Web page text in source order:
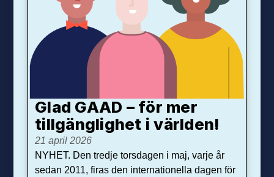
Glad GAAD – för mer
tillgänglighet i världen!
21 april 2026
NYHET. Den tredje torsdagen i maj, varje år
sedan 2011, firas den internationella dagen för